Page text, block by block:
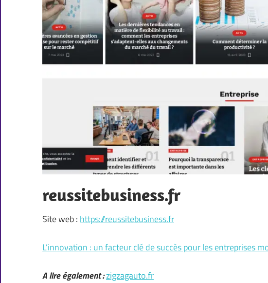
reussitebusiness.fr
Site web : https://reussitebusiness.fr
L’innovation : un facteur clé de succès pour les entreprises
A lire également :zigzagauto.fr